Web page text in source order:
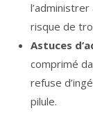
risque de
Astuces
comprimé
refuse
pilule.